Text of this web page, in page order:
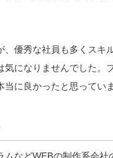
優秀な社員も多くスキ
になりませんでした。
に良かったと思っていま
などWEBの制作系会社